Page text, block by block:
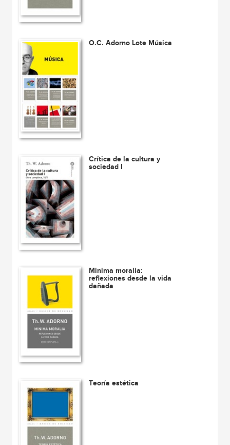
O.C. Adorno Lote Música
Crítica de la cultura y
sociedad I
Minima moralia:
reflexiones desde la vida
dañada
Teoría estética